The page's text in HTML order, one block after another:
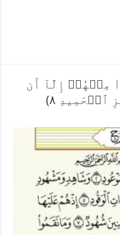
مِنۡهُمۡ إِلَّآ أَن
٨)